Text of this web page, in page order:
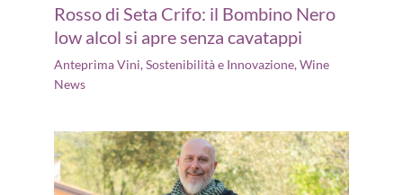
Rosso di Seta Crifo: il Bombino Nero
low alcol si apre senza cavatappi
Anteprima Vini,Sostenibilità e Innovazione,Wine
News